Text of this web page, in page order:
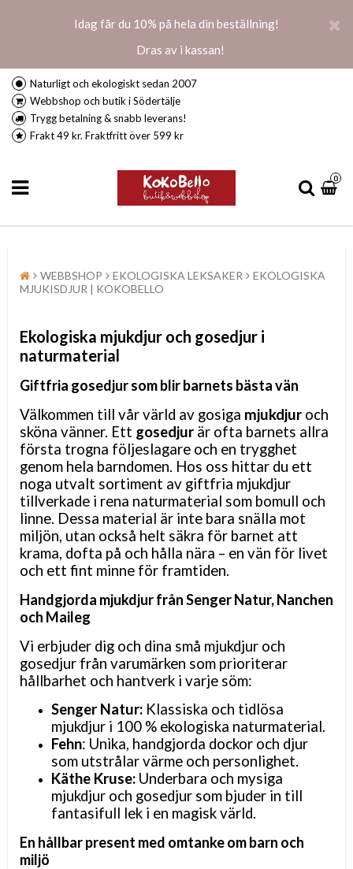
Idag får du 10% på hela din beställning!
Dras av i kassan!
Naturligt och ekologiskt sedan 2007
Webbshop och butik i Södertälje
Trygg betalning & snabb leverans!
Frakt 49 kr. Fraktfritt över 599 kr
0
WEBBSHOP EKOLOGISKA LEKSAKER
EKOLOGISKA
MJUKISDJUR | KOKOBELLO
Ekologiska mjukdjur och gosedjur i
naturmaterial
Giftfria gosedjur som blir barnets bästa vän
Välkommen till vår värld av gosiga mjukdjur och
sköna vänner. Ett gosedjur är ofta barnets allra
första trogna följeslagare och en trygghet
genom hela barndomen. Hos oss hittar du ett
noga utvalt sortiment av giftfria mjukdjur
tillverkade i rena naturmaterial som bomull och
linne. Dessa material är inte bara snälla mot
miljön, utan också helt säkra för barnet att
krama, dofta på och hålla nära – en vän för livet
och ett fint minne för framtiden.
Handgjorda mjukdjur från Senger Natur, Nanchen
och Maileg
Vi erbjuder dig och dina små mjukdjur och
gosedjur från varumärken som prioriterar
hållbarhet och hantverk i varje söm:
Senger Natur: Klassiska och tidlösa
mjukdjur i 100 % ekologiska naturmaterial.
Fehn: Unika, handgjorda dockor och djur
som utstrålar värme och personlighet.
Käthe Kruse: Underbara och mysiga
mjukdjur och gosedjur som bjuder in till
fantasifull lek i en magisk värld.
En hållbar present med omtanke om barn och
miljö